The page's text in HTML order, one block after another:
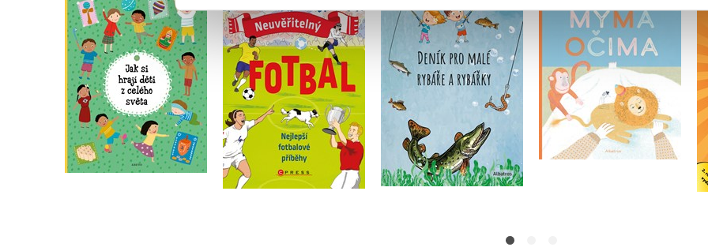
Jak si hrají děti z
celého světa
Štěpánka Sekaninová
Do košíku
249 Kč
199 Kč
Nejlepší fotbalové
příběhy
Matt Oldfield
Do košíku
369 Kč
295 Kč
Deník pro malé rybáře
a rybářky
Michaela Hrušková
Do košíku
329 Kč
263 Kč
Mýma očima
Magda Garguláková
Do košíku